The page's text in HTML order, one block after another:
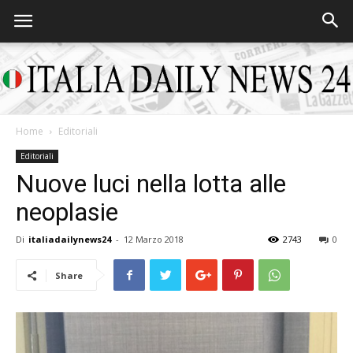
News
Home Editoriali
Editoriali
Nuove luci nella lotta alle
neoplasie
Di italiadailynews24 - 12 Marzo 2018 0
2743
Share